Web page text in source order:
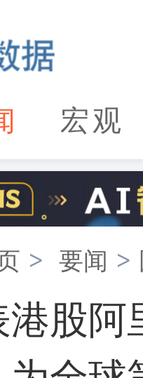
宏观
> 要闻 >
港股阿